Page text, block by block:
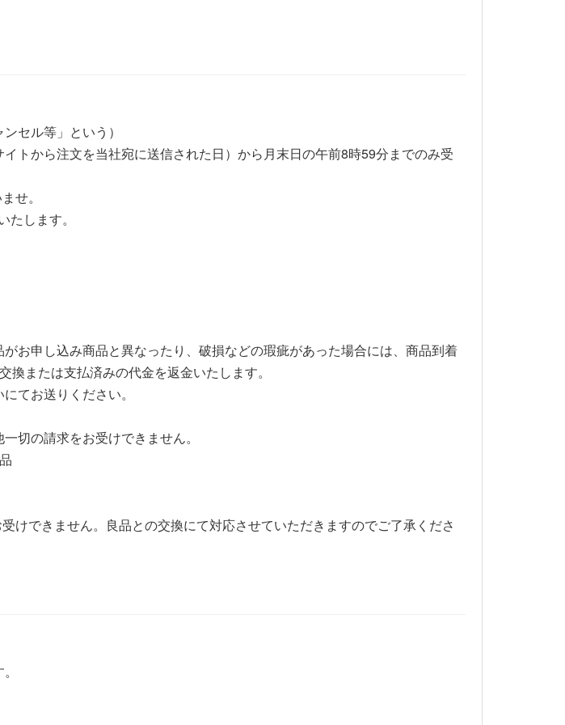
セル等」という）
トから注文を当社宛に送信された日）から月末日の午前8時59分までのみ受
せ。
します。
お申し込み商品と異なったり、破損などの瑕疵があった場合には、商品到着
または支払済みの代金を返金いたします。
てお送りください。
切の請求をお受けできません。
けできません。良品との交換にて対応させていただきますのでご了承くださ